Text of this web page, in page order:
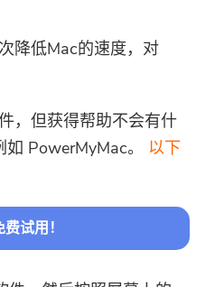
降低Mac的速度，对
，但获得帮助不会有什
如 PowerMyMac。 以下
试用！